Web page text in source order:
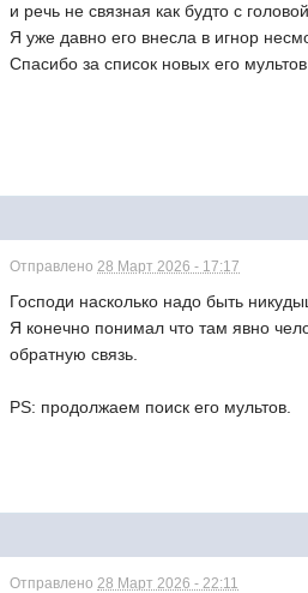
и речь не связная как будто с
Я уже давно его внесла в игнор
Спасибо за список новых его
Отправлено28 Март 2026 - 17:17
Господи насколько надо быть
Я конечно понимал что там явно
обратную связь.
PS: продолжаем поиск его мультов.
Отправлено28 Март 2026 - 22:11